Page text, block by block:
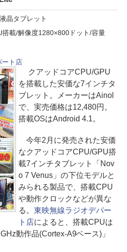
晶タブレット
搭載/解像度1280×800ドット/容量
ート店
クアッドコアCPU/GPU
を搭載した安価な7インチタ
ブレット。メーカーはAinol
で、実売価格は12,480円。
搭載OSはAndroid 4.1。
今年2月に発売された安価
なクアッドコアCPU/GPU搭
載7インチタブレット「Nov
o 7 Venus」の下位モデルと
みられる製品で、搭載CPU
や動作クロックなどが異な
る。 東映無線ラジオデパー
ト店によると、搭載CPUは
動作品(Cortex-A9ベース)」